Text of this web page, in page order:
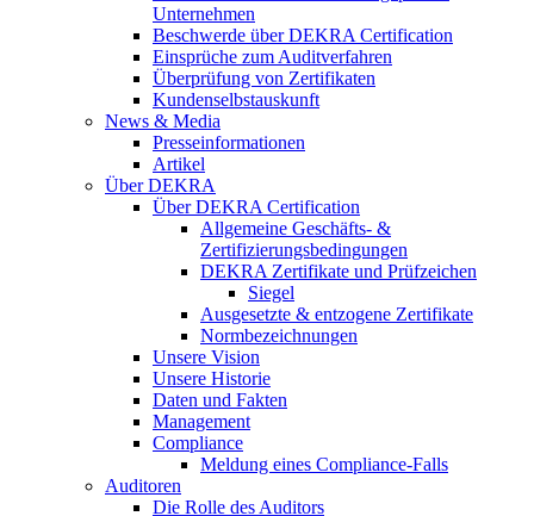
Unternehmen
Beschwerde über DEKRA Certification
Einsprüche zum Auditverfahren
Überprüfung von Zertifikaten
Kundenselbstauskunft
News & Media
Presseinformationen
Artikel
Über DEKRA
Über DEKRA Certification
Allgemeine Geschäfts- &
Zertifizierungsbedingungen
DEKRA Zertifikate und Prüfzeichen
Siegel
Ausgesetzte & entzogene Zertifikate
Normbezeichnungen
Unsere Vision
Unsere Historie
Daten und Fakten
Management
Compliance
Meldung eines Compliance-Falls
Auditoren
Die Rolle des Auditors